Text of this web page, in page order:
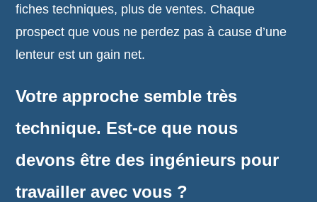
fiches techniques, plus de ventes. Chaque
prospect que vous ne perdez pas à cause d’une
lenteur est un gain net.
Votre approche semble très
technique. Est-ce que nous
devons être des ingénieurs pour
travailler avec vous ?